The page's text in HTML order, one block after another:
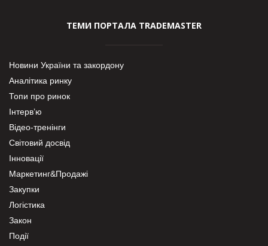
ТЕМИ ПОРТАЛА TRADEMASTER
Новини України та закордону
Аналітика ринку
Топи про ринок
Інтерв’ю
Відео-тренінги
Світовий досвід
Інновації
Маркетинг&Продажі
Закупки
Логістика
Закон
Події